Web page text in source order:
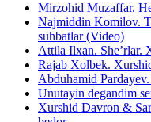
Mirzohid Muzaffar.
Najmiddin Komilov.
suhbatlar (Video)
Attila Ilxan. She’rlar.
Rajab Xolbek.
Abduhamid
Unutayin degandim
Xurshid Davron &